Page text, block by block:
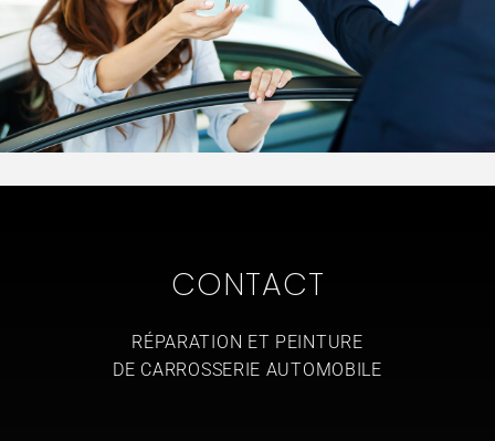
CONTACT
RÉPARATION ET PEINTURE
DE CARROSSERIE AUTOMOBILE